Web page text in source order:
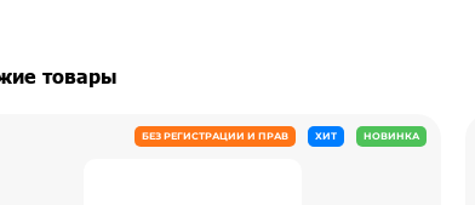
товары
БЕЗ РЕГИСТРАЦИИ И ПРАВ ХИТ НОВИНКА